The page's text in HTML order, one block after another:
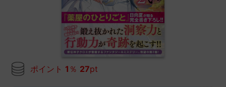
ポイント 1 ％ 27pt